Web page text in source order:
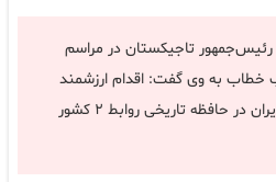
تاجیکستان در مراسم
خطاب به وی گفت: اقدام ارزشمند
جناب‌عالی در حمایت از ملت ایران در حافظه تاریخی روابط ۲ کشور